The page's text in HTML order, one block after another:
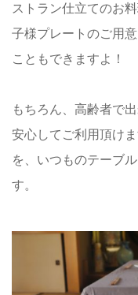
ストラン仕立てのお
子様プレートのご用
こともできますよ！
もちろん、高齢者で
安心してご利用頂け
を、いつものテーブ
す。